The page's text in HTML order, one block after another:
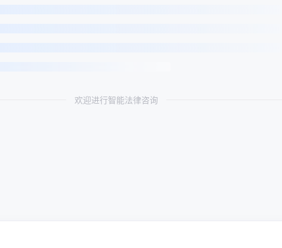
欢迎进行智能法律咨询